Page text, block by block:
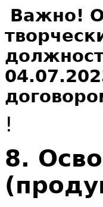
Важно!
!
8.